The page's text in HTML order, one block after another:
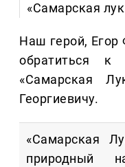
«Самарская
Наш герой,
обратиться к
«Самарская
Георгиевичу.
«Самарская
природный